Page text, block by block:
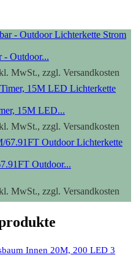
- Outdoor...
MwSt., zzgl. Versandkosten
15M LED...
MwSt., zzgl. Versandkosten
Outdoor...
MwSt., zzgl. Versandkosten